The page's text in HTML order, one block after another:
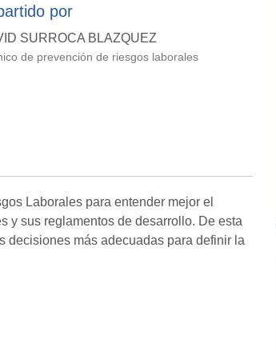
por
SURROCA BLAZQUEZ
de prevención de riesgos laborales
Laborales para entender mejor el
y sus reglamentos de desarrollo. De esta
decisiones más adecuadas para definir la